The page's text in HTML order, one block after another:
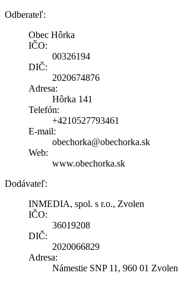
Odberateľ:
Obec Hôrka
IČO:
00326194
DIČ:
2020674876
Adresa:
Hôrka 141
Telefón:
+4210527793461
E-mail:
obechorka@obechorka.sk
Web:
www.obechorka.sk
Dodávateľ:
INMEDIA, spol. s r.o., Zvolen
IČO:
36019208
DIČ:
2020066829
Adresa:
Námestie SNP 11, 960 01 Zvolen